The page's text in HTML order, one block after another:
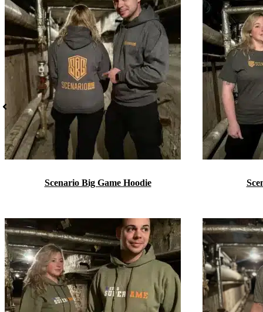
Scenario Big Game Hoodie